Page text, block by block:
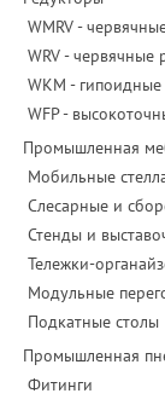
WMRV -
WRV -
WKM -
WFP -
Промышленная
Мобильные
Слесарные и
Стенды и
Тележки-
Модульные
Подкатные столы
Промышленная
Фитинги